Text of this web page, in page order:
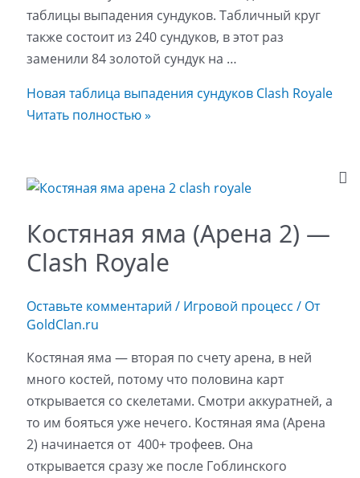
таблицы выпадения сундуков. Табличный круг
также состоит из 240 сундуков, в этот раз
заменили 84 золотой сундук на …
Новая таблица выпадения сундуков Clash Royale
Читать полностью »
Костяная яма (Арена 2) —
Clash Royale
Оставьте комментарий / Игровой процесс / От
GoldClan.ru
Костяная яма — вторая по счету арена, в ней
много костей, потому что половина карт
открывается со скелетами. Смотри аккуратней, а
то им бояться уже нечего. Костяная яма (Арена
2) начинается от 400+ трофеев. Она
открывается сразу же после Гоблинского